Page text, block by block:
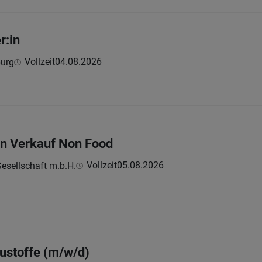
Vollzeit04.08.2026
Verkauf Non Food
m.b.H. Vollzeit05.08.2026
(m/w/d)